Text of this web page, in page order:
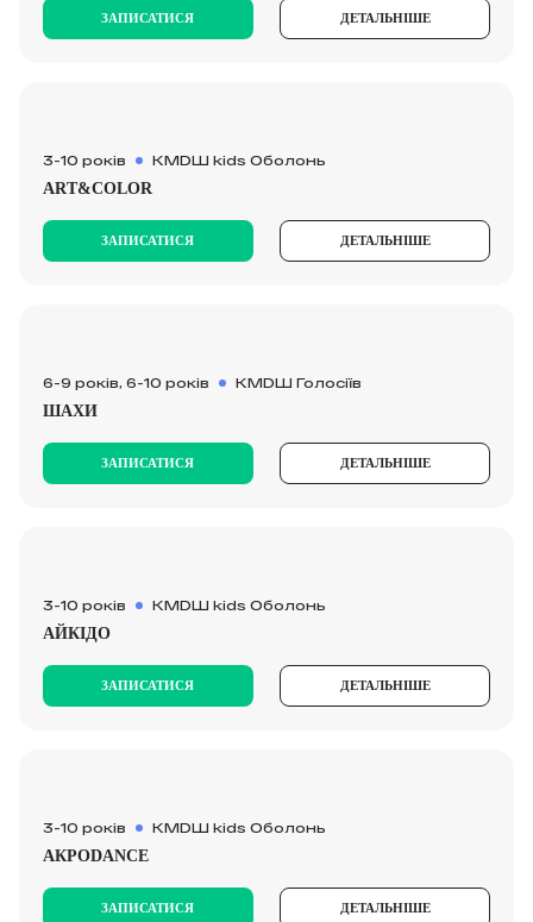
ЗАПИСАТИСЯ ДЕТАЛЬНІШЕ
3-10 років KMDШ kids Оболонь
ART&СOLOR
ЗАПИСАТИСЯ ДЕТАЛЬНІШЕ
6-9 років, 6-10 років КМDШ Голосіїв
ШАХИ
ЗАПИСАТИСЯ ДЕТАЛЬНІШЕ
3-10 років KMDШ kids Оболонь
АЙКІДО
ЗАПИСАТИСЯ ДЕТАЛЬНІШЕ
3-10 років KMDШ kids Оболонь
АКРОDANCE
ЗАПИСАТИСЯ ДЕТАЛЬНІШЕ